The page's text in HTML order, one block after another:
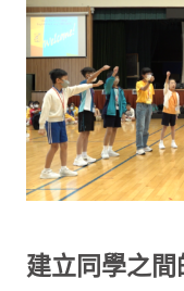
建立同學之間